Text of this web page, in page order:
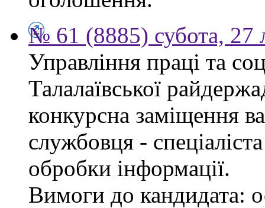
№ 61 (8885) субота, 27
Управління праці та
Талалаївської
конкурсна заміщення
службовця -
обробки інформації.
Вимоги до кандидата: